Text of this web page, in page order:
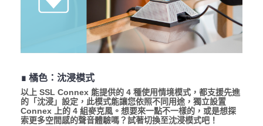
∎ 橘色：沈浸模式
以上 SSL Connex 能提供的 4 種使用情境模式，都支援先進
的「沈浸」設定，此模式能讓您依照不同用途，獨立設置
Connex 上的 4 組麥克風。想要來一點不一樣的，或是想探
索更多空間感的聲音體驗嗎？試著切換至沈浸模式吧！